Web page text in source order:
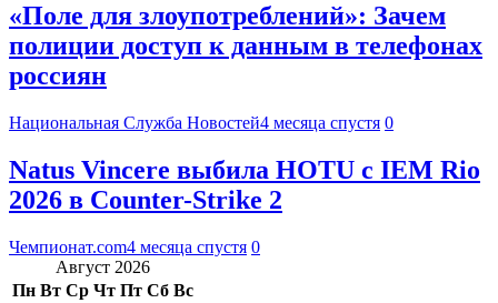
«Поле для злоупотреблений»: Зачем
полиции доступ к данным в телефонах
россиян
Национальная Служба Новостей4 месяца спустя 0
Natus Vincere выбила HOTU с IEM Rio
2026 в Counter-Strike 2
Чемпионат.com4 месяца спустя 0
Август 2026
Пн Вт Ср Чт Пт Сб Вс